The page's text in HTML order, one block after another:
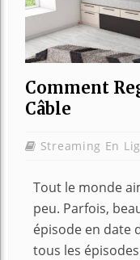
Comment
Câble
Streaming En
Tout le monde
peu. Parfois,
épisode en date
tous les